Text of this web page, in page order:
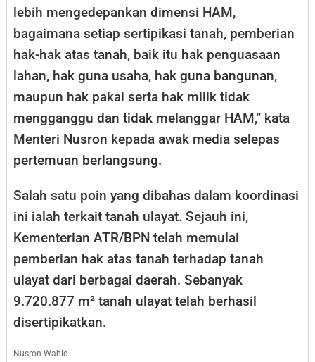
lebih mengedepankan dimensi HAM,
bagaimana setiap sertipikasi tanah, pemberian
hak-hak atas tanah, baik itu hak penguasaan
lahan, hak guna usaha, hak guna bangunan,
maupun hak pakai serta hak milik tidak
mengganggu dan tidak melanggar HAM,” kata
Menteri Nusron kepada awak media selepas
pertemuan berlangsung.
Salah satu poin yang dibahas dalam koordinasi
ini ialah terkait tanah ulayat. Sejauh ini,
Kementerian ATR/BPN telah memulai
pemberian hak atas tanah terhadap tanah
ulayat dari berbagai daerah. Sebanyak
9.720.877 m² tanah ulayat telah berhasil
disertipikatkan.
Nusron Wahid